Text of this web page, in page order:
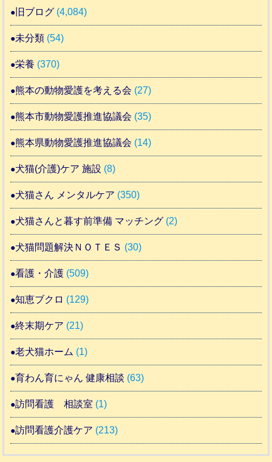
旧ブログ (4,084)
未分類 (54)
栄養 (370)
熊本の動物愛護を考える会 (27)
熊本市動物愛護推進協議会 (35)
熊本県動物愛護推進協議会 (14)
犬猫(介護)ケア 施設 (8)
犬猫さん メンタルケア (350)
犬猫さんと暮す前準備 マッチング (2)
犬猫問題解決ＮＯＴＥＳ (30)
看護・介護 (509)
知恵ブクロ (129)
終末期ケア (21)
老犬猫ホーム (1)
育わん育にゃん 健康相談 (63)
訪問看護 相談室 (1)
訪問看護介護ケア (213)